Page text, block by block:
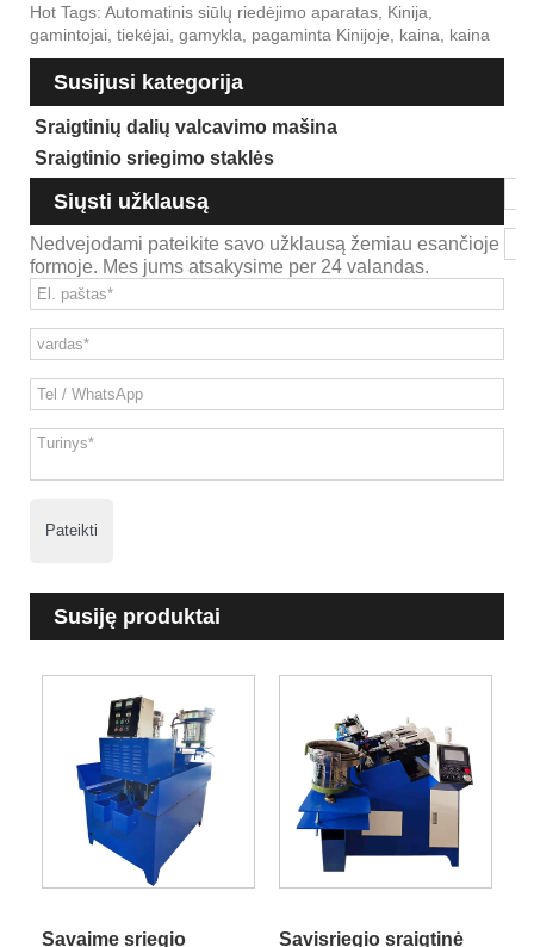
Hot Tags: Automatinis siūlų riedėjimo aparatas, Kinija,
gamintojai, tiekėjai, gamykla, pagaminta Kinijoje, kaina, kaina
Susijusi kategorija
Sraigtinių dalių valcavimo mašina
Sraigtinio sriegimo staklės
Siųsti užklausą
Nedvejodami pateikite savo užklausą žemiau esančioje
formoje. Mes jums atsakysime per 24 valandas.
Pateikti
Susiję produktai
Savaime sriegio
Savisriegio sraigtinė